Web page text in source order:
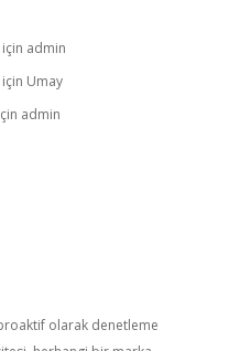
admin
Umay
admin
olarak denetleme